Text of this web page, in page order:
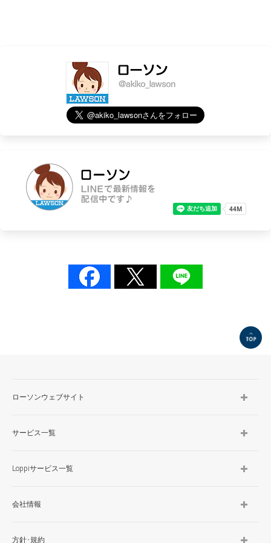
ローソンウェブサイト
サービス一覧
Loppiサービス一覧
会社情報
方針･規約